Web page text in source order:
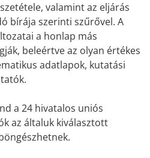
valamint az eljárás
bírája szerinti szűrővel. A
a honlap más
beleértve az olyan értékes
adatlapok, kutatási
a 24 hivatalos uniós
az általuk kiválasztott